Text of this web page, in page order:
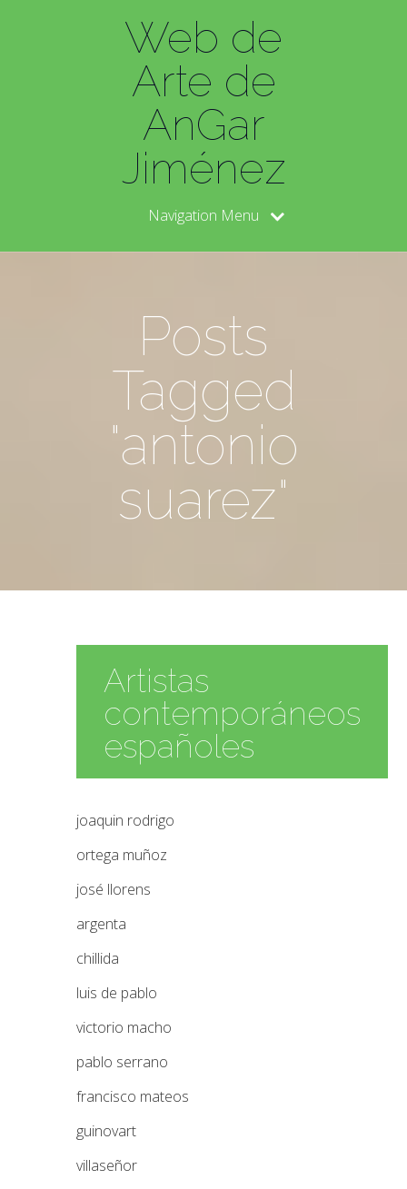
Web de
Arte de
AnGar
Jiménez
Navigation Menu
Posts
Tagged
"antonio
suarez"
Artistas
contemporáneos
españoles
joaquin rodrigo
ortega muñoz
josé llorens
argenta
chillida
luis de pablo
victorio macho
pablo serrano
francisco mateos
guinovart
villaseñor